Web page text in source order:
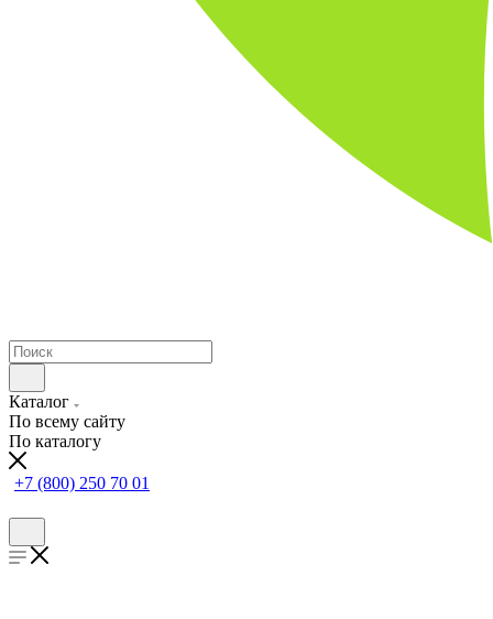
Каталог
По всему сайту
По каталогу
+7 (800) 250 70 01